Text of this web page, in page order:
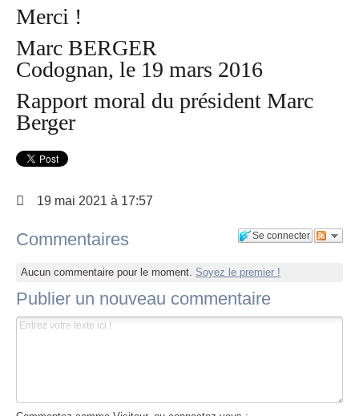
Merci !
Marc BERGER
Codognan, le 19 mars 2016
Rapport moral du président Marc
Berger
19 mai 2021 à 17:57
Se connecter
Commentaires
Aucun commentaire pour le moment. Soyez le premier !
Publier un nouveau commentaire